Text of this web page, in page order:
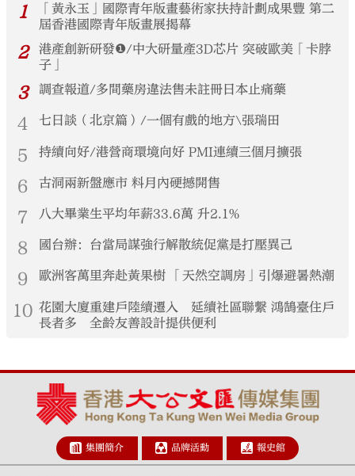
1
「黃永玉」國際青年版畫藝術家扶持計劃成果豐 第二
屆香港國際青年版畫展揭幕
2
港產創新研發❶/中大研量產3D芯片 突破歐美「卡脖
子」
3 調查報道/多間藥房違法售未註冊日本止痛藥
4 七日談（北京篇）/一個有戲的地方\張瑞田
5 持續向好/港營商環境向好 PMI連續三個月擴張
6 古洞兩新盤應市 料月內硬撼開售
7 八大畢業生平均年薪33.6萬 升2.1%
8 國台辦：台當局謀強行解散統促黨是打壓異己
9 歐洲客萬里奔赴黃果樹 「天然空調房」引爆避暑熱潮
10 花園大廈重建戶陸續遷入 延續社區聯繫 鴻鵠臺住戶
長者多 全齡友善設計提供便利
集團簡介 品牌活動 報史館